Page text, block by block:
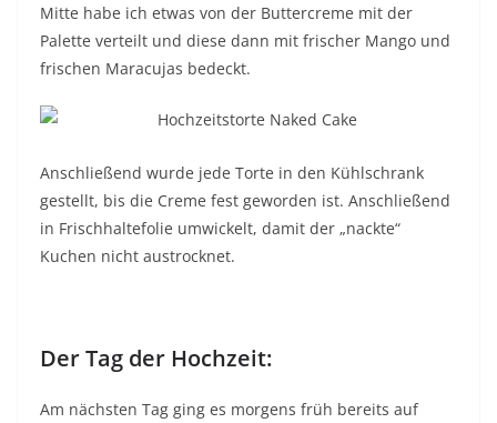
Mitte habe ich etwas von der Buttercreme mit der
Palette verteilt und diese dann mit frischer Mango und
frischen Maracujas bedeckt.
Anschließend wurde jede Torte in den Kühlschrank
gestellt, bis die Creme fest geworden ist. Anschließend
in Frischhaltefolie umwickelt, damit der „nackte“
Kuchen nicht austrocknet.
Der Tag der Hochzeit:
Am nächsten Tag ging es morgens früh bereits auf